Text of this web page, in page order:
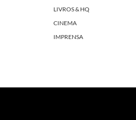
LIVROS & HQ
CINEMA
IMPRENSA